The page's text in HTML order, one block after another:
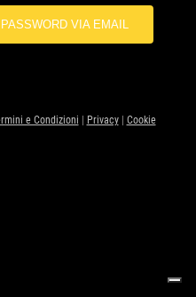
e Condizioni Privacy| Cookie